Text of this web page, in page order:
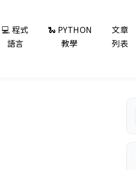
💻 程式
語言
🐍 PYTHON
教學
文章
列表